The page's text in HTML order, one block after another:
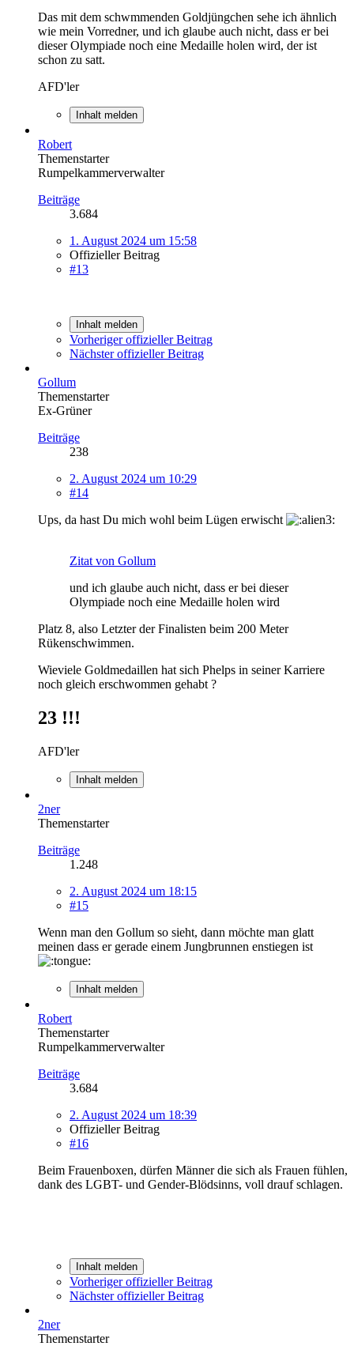
Das mit dem schwmmenden Goldjüngchen sehe ich ähnlich
wie mein Vorredner, und ich glaube auch nicht, dass er bei
dieser Olympiade noch eine Medaille holen wird, der ist
schon zu satt.
AFD'ler
Inhalt melden
Robert
Themenstarter
Rumpelkammerverwalter
Beiträge
3.684
1. August 2024 um 15:58
Offizieller Beitrag
#13
Inhalt melden
Vorheriger offizieller Beitrag
Nächster offizieller Beitrag
Gollum
Themenstarter
Ex-Grüner
Beiträge
238
2. August 2024 um 10:29
#14
Ups, da hast Du mich wohl beim Lügen erwischt
Zitat von Gollum
und ich glaube auch nicht, dass er bei dieser
Olympiade noch eine Medaille holen wird
Platz 8, also Letzter der Finalisten beim 200 Meter
Rükenschwimmen.
Wieviele Goldmedaillen hat sich Phelps in seiner Karriere
noch gleich erschwommen gehabt ?
23 !!!
AFD'ler
Inhalt melden
2ner
Themenstarter
Beiträge
1.248
2. August 2024 um 18:15
#15
Wenn man den Gollum so sieht, dann möchte man glatt
meinen dass er gerade einem Jungbrunnen enstiegen ist
Inhalt melden
Robert
Themenstarter
Rumpelkammerverwalter
Beiträge
3.684
2. August 2024 um 18:39
Offizieller Beitrag
#16
Beim Frauenboxen, dürfen Männer die sich als Frauen fühlen,
dank des LGBT- und Gender-Blödsinns, voll drauf schlagen.
Inhalt melden
Vorheriger offizieller Beitrag
Nächster offizieller Beitrag
2ner
Themenstarter